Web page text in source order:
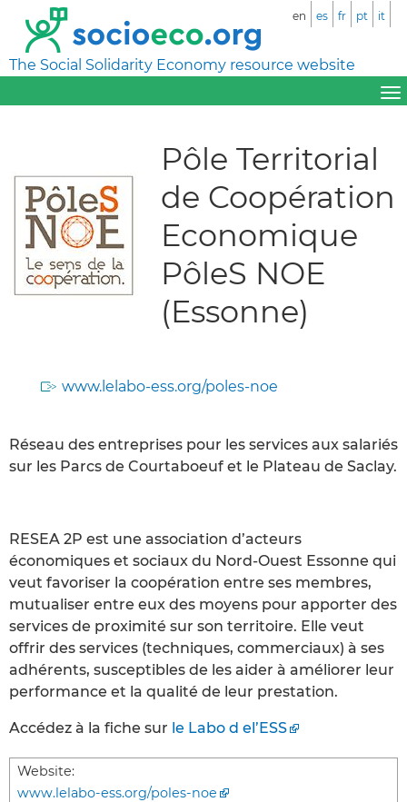
The Social Solidarity Economy resource website
en es fr pt it
Pôle Territorial
de Coopération
Economique
PôleS NOE
(Essonne)
www.lelabo-ess.org/poles-noe
Réseau des entreprises pour les services aux salariés
sur les Parcs de Courtaboeuf et le Plateau de Saclay.
RESEA 2P est une association d’acteurs
économiques et sociaux du Nord-Ouest Essonne qui
veut favoriser la coopération entre ses membres,
mutualiser entre eux des moyens pour apporter des
services de proximité sur son territoire. Elle veut
offrir des services (techniques, commerciaux) à ses
adhérents, susceptibles de les aider à améliorer leur
performance et la qualité de leur prestation.
Accédez à la fiche sur le Labo d el’ESS
Website:
www.lelabo-ess.org/poles-noe